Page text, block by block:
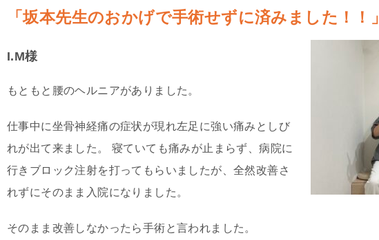
「坂本先生のおかげで手術せずに済みました！！」
I.M様
もともと腰のヘルニアがありました。
仕事中に坐骨神経痛の症状が現れ左足に強い痛みとしび
れが出て来ました。 寝ていても痛みが止まらず、病院に
行きブロック注射を打ってもらいましたが、全然改善さ
れずにそのまま入院になりました。
そのまま改善しなかったら手術と言われました。